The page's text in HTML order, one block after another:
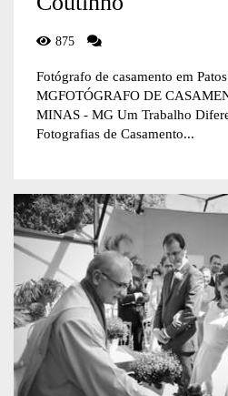
875
Fotógrafo de casamento em
MGFOTÓGRAFO DE
MINAS - MG Um Trabalho
Fotografias de Casamento...